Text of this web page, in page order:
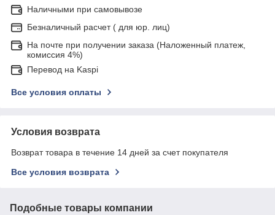
Наличными при самовывозе
Безналичный расчет ( для юр. лиц)
На почте при получении заказа (Наложенный платеж,
комиссия 4%)
Перевод на Kaspi
Все условия оплаты
Условия возврата
Возврат товара в течение 14 дней за счет покупателя
Все условия возврата
Подобные товары компании